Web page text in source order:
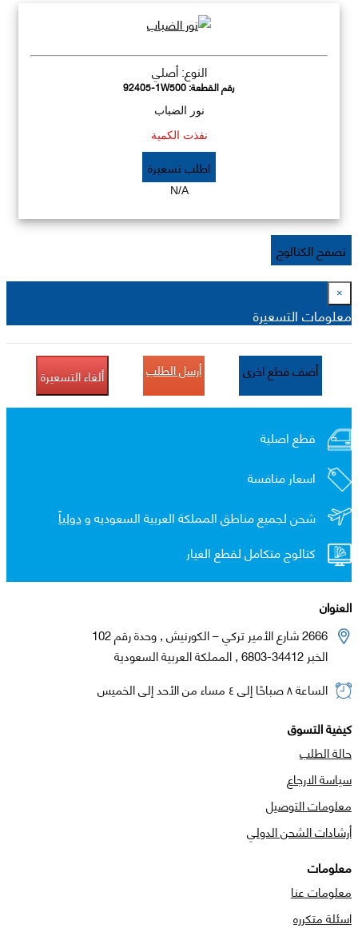
النوع: أصلي
رقم القطعة:92405-1W500
نور الضباب
نفذت الكمية
اطلب تسعيرة
N/A
تصفح الكتالوج
×
معلومات التسعيرة
أضف قطع اخرى أرسل الطلب ألغاء التسعيرة
قطع اصلية
اسعار منافسة
شحن لجميع مناطق المملكة العربية السعوديه ودولياً
كتالوج متكامل لقطع الغيار
العنوان
2666 شارع الأمير تركي – الكورنيش , وحدة رقم 102
الخبر 34412-6803 , المملكة العربية السعودية
الساعة ٨ صباحًا إلى ٤ مساء من الأحد إلى الخميس
كيفية التسوق
حالة الطلب
سياسة الارجاع
معلومات التوصيل
أرشادات الشحن الدولي
معلومات
معلومات عنا
اسئلة متكرره